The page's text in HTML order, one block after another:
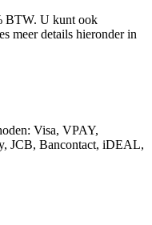
BTW. U kunt ook
meer details hieronder in
Visa, VPAY,
JCB, Bancontact, iDEAL,